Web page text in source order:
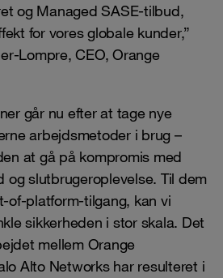
og Managed SASE-tilbud,
for vores globale kunder,”
Lompre, CEO, Orange
går nu efter at tage nye
arbejdsmetoder i brug –
at gå på kompromis med
og slutbrugeroplevelse. Til dem
of-platform-tilgang, kan vi
sikkerheden i stor skala. Det
mellem Orange
Alto Networks har resulteret i